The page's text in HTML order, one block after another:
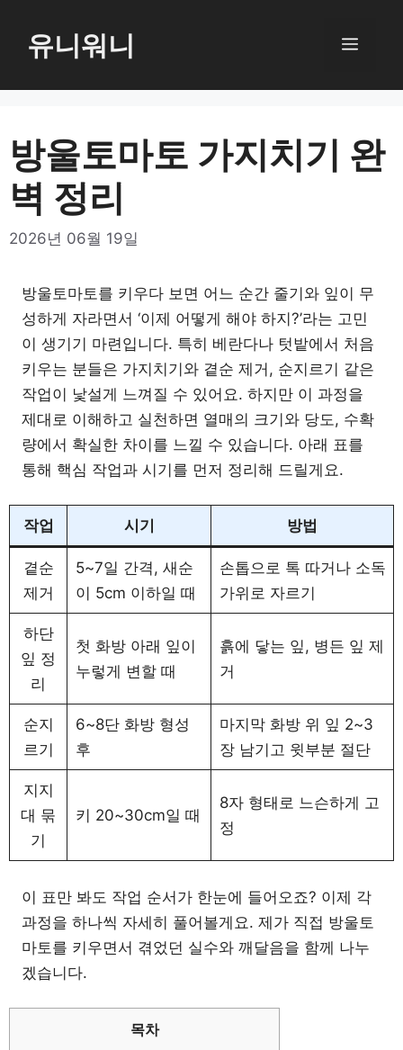
로
너
뛰
기
유니워니 메
방울토마토 가지치기 완
벽 정리
2026년 06월 19일
방울토마토를 키우다 보면 어느 순간 줄기와 잎이 무
성하게 자라면서 ‘이제 어떻게 해야 하지?’라는 고민
이 생기기 마련입니다. 특히 베란다나 텃밭에서 처음
키우는 분들은 가지치기와 곁순 제거, 순지르기 같은
작업이 낯설게 느껴질 수 있어요. 하지만 이 과정을
제대로 이해하고 실천하면 열매의 크기와 당도, 수확
량에서 확실한 차이를 느낄 수 있습니다. 아래 표를
통해 핵심 작업과 시기를 먼저 정리해 드릴게요.
작업 시기 방법
곁순
제거
5~7일 간격, 새순
이 5cm 이하일 때
손톱으로 톡 따거나 소독
가위로 자르기
하단
잎 정
리
첫 화방 아래 잎이
누렇게 변할 때
흙에 닿는 잎, 병든 잎 제
거
순지
르기
6~8단 화방 형성
후
마지막 화방 위 잎 2~3
장 남기고 윗부분 절단
지지
대 묶
기
키 20~30cm일 때
8자 형태로 느슨하게 고
정
이 표만 봐도 작업 순서가 한눈에 들어오죠? 이제 각
과정을 하나씩 자세히 풀어볼게요. 제가 직접 방울토
마토를 키우면서 겪었던 실수와 깨달음을 함께 나누
겠습니다.
목차